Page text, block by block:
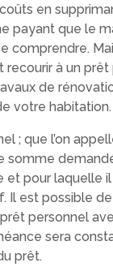
en
payant que le
comprendre.
à un
de
votre habitation.
; que l’on
somme
et pour laquelle il
Il est possible
personnel
sera
prêt.